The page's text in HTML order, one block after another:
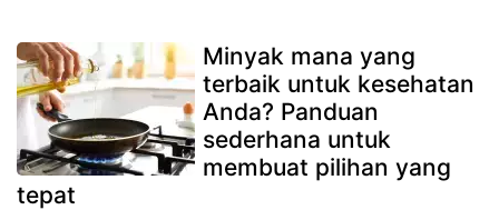
Minyak mana yang
terbaik untuk kesehatan
Anda? Panduan
sederhana untuk
membuat pilihan yang
tepat